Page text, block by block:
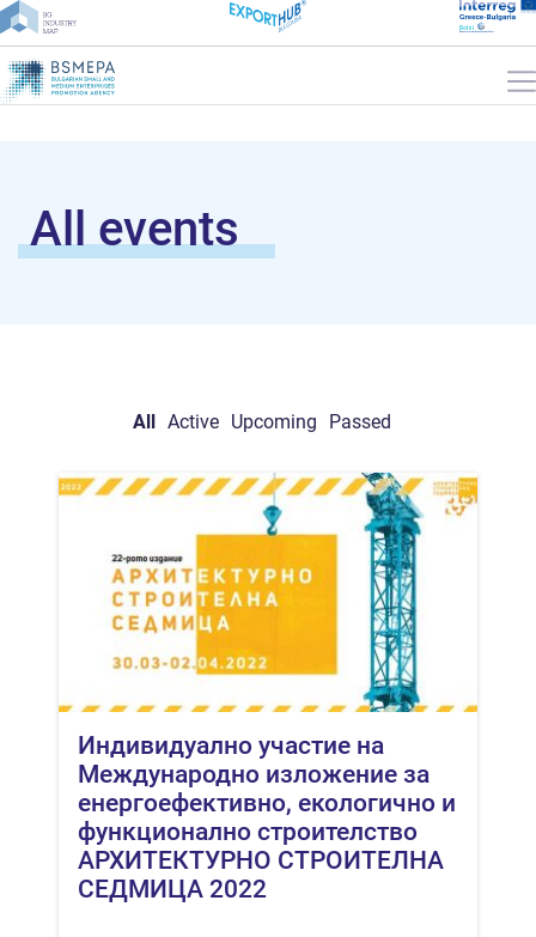
All events
All Active Upcoming Passed
Индивидуално участие на
Международно изложение за
енергоефективно, екологично и
функционално строителство
АРХИТЕКТУРНО СТРОИТЕЛНА
СЕДМИЦА 2022